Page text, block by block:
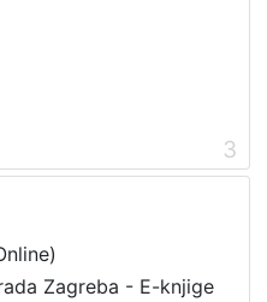
3
Zagreba - E-knjige